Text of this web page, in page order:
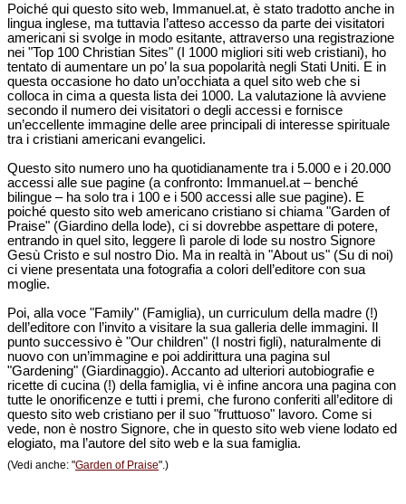
Poiché qui questo sito web, Immanuel.at, è stato tradotto anche in
lingua inglese, ma tuttavia l’atteso accesso da parte dei visitatori
americani si svolge in modo esitante, attraverso una registrazione
nei "Top 100 Christian Sites" (I 1000 migliori siti web cristiani), ho
tentato di aumentare un po’ la sua popolarità negli Stati Uniti. E in
questa occasione ho dato un’occhiata a quel sito web che si
colloca in cima a questa lista dei 1000. La valutazione là avviene
secondo il numero dei visitatori o degli accessi e fornisce
un’eccellente immagine delle aree principali di interesse spirituale
tra i cristiani americani evangelici.
Questo sito numero uno ha quotidianamente tra i 5.000 e i 20.000
accessi alle sue pagine (a confronto: Immanuel.at – benché
bilingue – ha solo tra i 100 e i 500 accessi alle sue pagine). E
poiché questo sito web americano cristiano si chiama "Garden of
Praise" (Giardino della lode), ci si dovrebbe aspettare di potere,
entrando in quel sito, leggere lì parole di lode su nostro Signore
Gesù Cristo e sul nostro Dio. Ma in realtà in "About us" (Su di noi)
ci viene presentata una fotografia a colori dell’editore con sua
moglie.
Poi, alla voce "Family" (Famiglia), un curriculum della madre (!)
dell’editore con l’invito a visitare la sua galleria delle immagini. Il
punto successivo è "Our children" (I nostri figli), naturalmente di
nuovo con un’immagine e poi addirittura una pagina sul
"Gardening" (Giardinaggio). Accanto ad ulteriori autobiografie e
ricette di cucina (!) della famiglia, vi è infine ancora una pagina con
tutte le onorificenze e tutti i premi, che furono conferiti all’editore di
questo sito web cristiano per il suo "fruttuoso" lavoro. Come si
vede, non è nostro Signore, che in questo sito web viene lodato ed
elogiato, ma l’autore del sito web e la sua famiglia.
(Vedi anche: "Garden of Praise".)